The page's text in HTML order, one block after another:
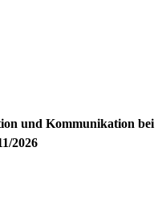
und Kommunikation bei
2026